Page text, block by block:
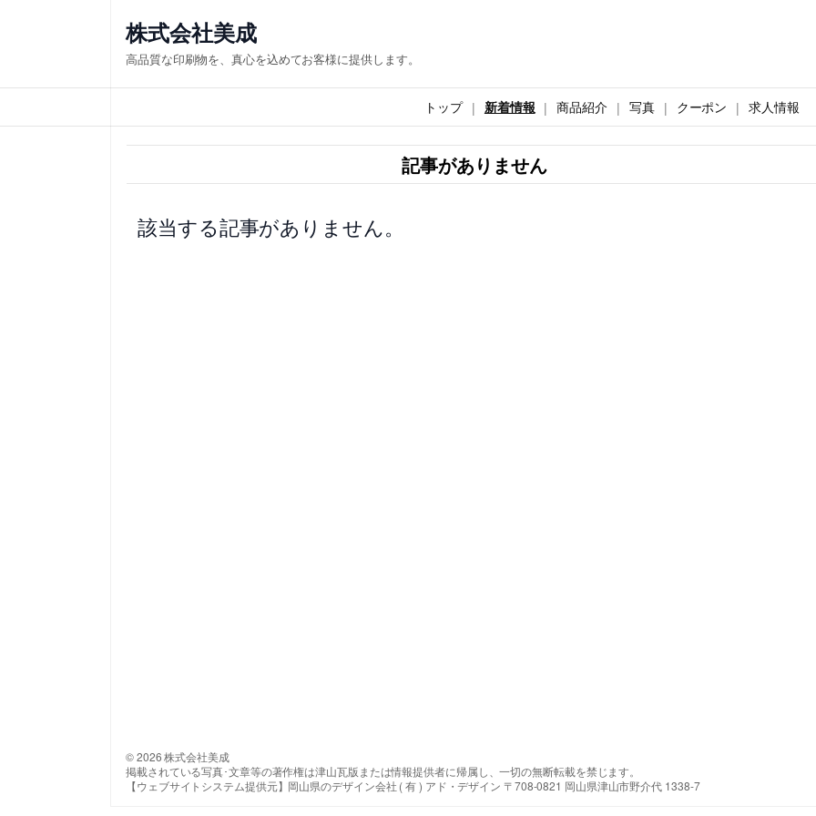
ス
キ
株式会社美成
高品質な印刷物を、真心を込めてお客様に提供します。
トップ 新着情報 商品紹介 写真 クーポン 求人情報
記事がありません
該当する記事がありません。
© 2026 株式会社美成
掲載されている写真･文章等の著作権は津山瓦版または情報提供者に帰属し、一切の無断転載を禁じます。
【ウェブサイトシステム提供元】岡山県のデザイン会社 ( 有 ) アド・デザイン 〒708-0821 岡山県津山市野介代 1338-7